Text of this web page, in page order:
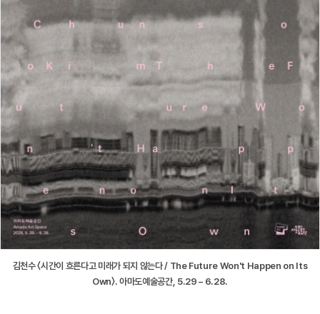
김천수 〈시간이 흐른다고 미래가 되지 않는다 / The Future Won't Happen on Its
Own〉. 아마도예술공간, 5.29 – 6.28.